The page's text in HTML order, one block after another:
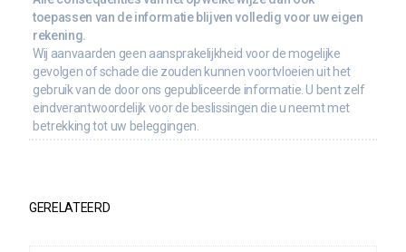
toepassen van de informatie blijven volledig voor uw eigen
rekening.
Wij aanvaarden geen aansprakelijkheid voor de mogelijke
gevolgen of schade die zouden kunnen voortvloeien uit het
gebruik van de door ons gepubliceerde informatie. U bent zelf
eindverantwoordelijk voor de beslissingen die u neemt met
betrekking tot uw beleggingen.
GERELATEERD